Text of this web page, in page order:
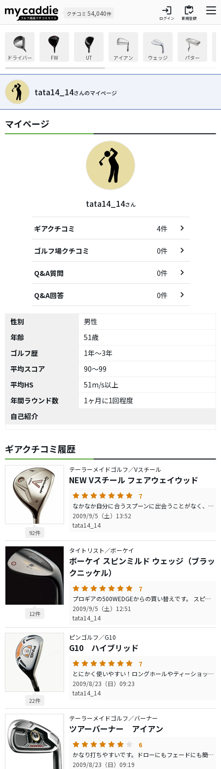
クチコミ 54,040件 login
ログイン
inventory
新規登録
ドライバー FW UT アイアン ウェッジ パター
tata14_14さんのマイページ
マイページ
tata14_14さん
ギアクチコミ 4件
ゴルフ場クチコミ 0件
Q&A質問 0件
Q&A回答 0件
性別
男性
年齢
51歳
ゴルフ歴
1年～3年
平均スコア
90～99
平均HS
51m/s以上
年間ラウンド数
1ヶ月に1回程度
自己紹介
ギアクチコミ履歴
92件
テーラーメイドゴルフ／Vスチール
NEW Vスチール フェアウェイウッド
7
なかなか自分に合うスプーンに出会うことがなく、ここ1年くらいスプーンを抜いていました。このクラブはとにかく方向性がいいですし、かなり距離もでます。先日は短めのコースをまわった際はほとんどのティーショットで利用し、かなりスコアが安定しました。これからはティーショットをドライバーと使い分けていこうと思っています。納得の1本です！
2009/9/5（土）13:52
tata14_14
12件
タイトリスト／ボーケイ
ボーケイ スピンミルド ウェッジ（ブラッ
クニッケル）
7
プロギアの500WEDGEからの買い替えです。 スピン性能が高いのと、打感がやわらかく、フィーリングで寄せるショットのイメージがしやすくなりました。スピンの効いたアプローチを使えるように練習します！何かできそうな気にさせてくれる一品です！
2009/9/5（土）12:51
tata14_14
22件
ピンゴルフ／G10
G10 ハイブリッド
7
とにかく使いやすい！ロングホールやティーショットをミスした際のリカバリーに幅広く活躍中です。高弾道ですので、グリーンを直接狙うことも十分に可能です。手放せない1本です！
2009/8/23（日）09:23
tata14_14
テーラーメイドゴルフ／バーナー
ツアーバーナー アイアン
6
かなり打ちやすいです。ドローにもフェードにも簡単に打ち出し可能ですし、かなりミスヒットに強いと思います。
2009/8/23（日）09:19